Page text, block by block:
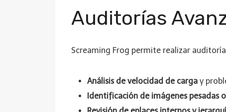
Auditorías
Screaming Frog permite realizar
Análisis de velocidad de carga y
Identificación de imágenes pesadas